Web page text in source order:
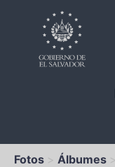
Fotos Álbumes